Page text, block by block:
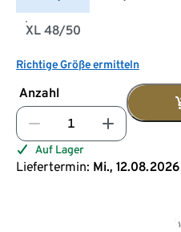
XL 48/50
Richtige Größe ermitteln
Anzahl
Auf Lager
Liefertermin: Mi.,